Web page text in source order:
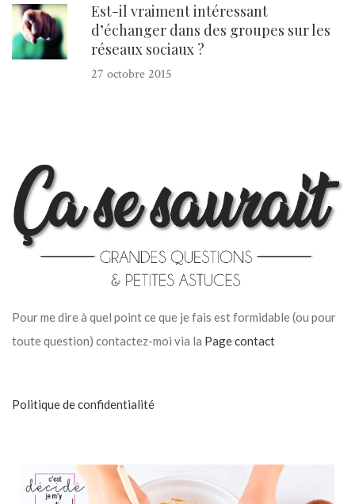
Est-il vraiment intéressant
d’échanger dans des groupes sur les
réseaux sociaux ?
27 octobre 2015
Pour me dire à quel point ce que je fais est formidable (ou pour
toute question) contactez-moi via la Page contact
Politique de confidentialité